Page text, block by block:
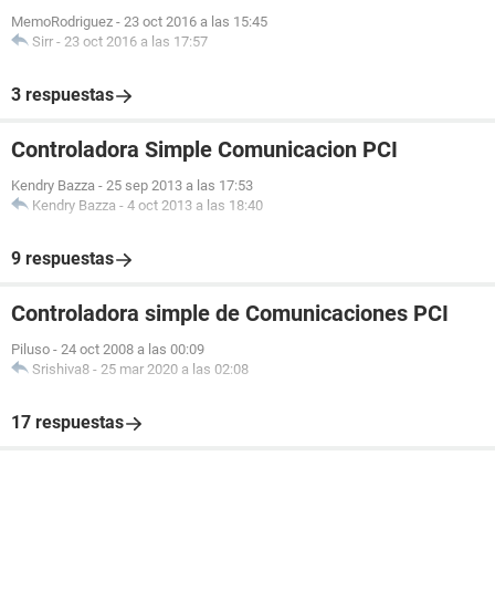
MemoRodriguez - 23 oct 2016 a las 15:45
Sirr - 23 oct 2016 a las 17:57
3 respuestas
Controladora Simple Comunicacion PCI
Kendry Bazza - 25 sep 2013 a las 17:53
Kendry Bazza - 4 oct 2013 a las 18:40
9 respuestas
Controladora simple de Comunicaciones PCI
Piluso - 24 oct 2008 a las 00:09
Srishiva8 - 25 mar 2020 a las 02:08
17 respuestas